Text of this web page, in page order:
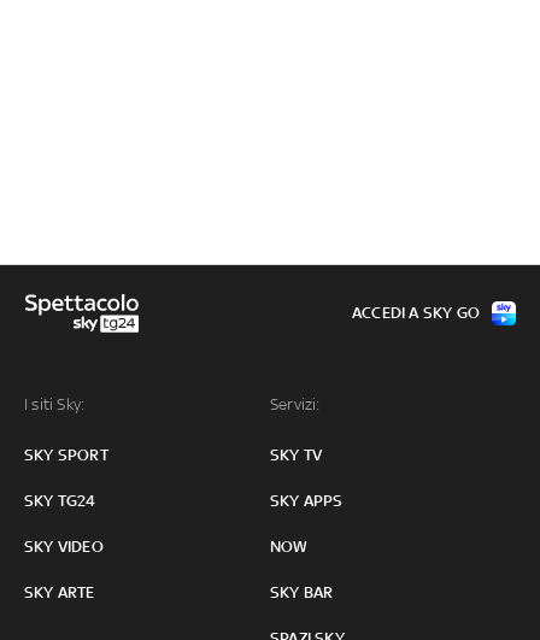
I siti Sky:
SKY SPORT
SKY TG24
SKY VIDEO
SKY ARTE
Servizi:
SKY TV
SKY APPS
NOW
SKY BAR
ACCEDI A SKY GO